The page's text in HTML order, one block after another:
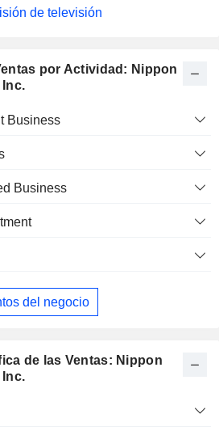
por Actividad: Nippon
Business
Business
del negocio
de las Ventas: Nippon
de televisión